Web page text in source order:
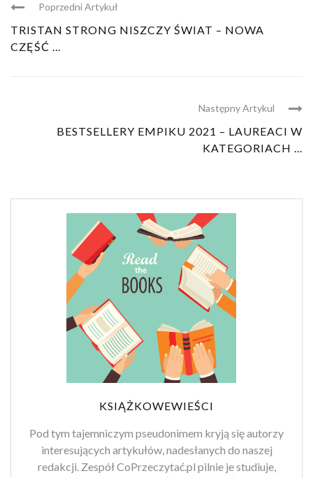
Poprzedni Artykuł
TRISTAN STRONG NISZCZY ŚWIAT – NOWA
CZĘŚĆ ...
Następny Artykul
BESTSELLERY EMPIKU 2021 – LAUREACI W
KATEGORIACH ...
KSIĄŻKOWEWIEŚCI
Pod tym tajemniczym pseudonimem kryją się autorzy
interesujących artykułów, nadesłanych do naszej
redakcji. Zespół CoPrzeczytać.pl pilnie je studiuje,